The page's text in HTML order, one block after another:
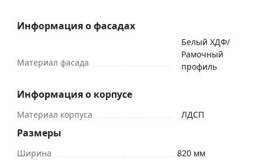
Информация о фасадах
Материал фасада
Белый ХДФ/
Рамочный
профиль
Информация о корпусе
Материал корпуса ЛДСП
Размеры
Ширина
820 мм